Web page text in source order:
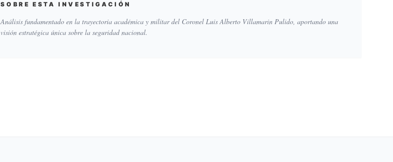
SOBRE ESTA INVESTIGACIÓN
Análisis fundamentado en la trayectoria académica y militar del Coronel Luis Alberto Villamarin Pulido, aportando una
visión estratégica única sobre la seguridad nacional.